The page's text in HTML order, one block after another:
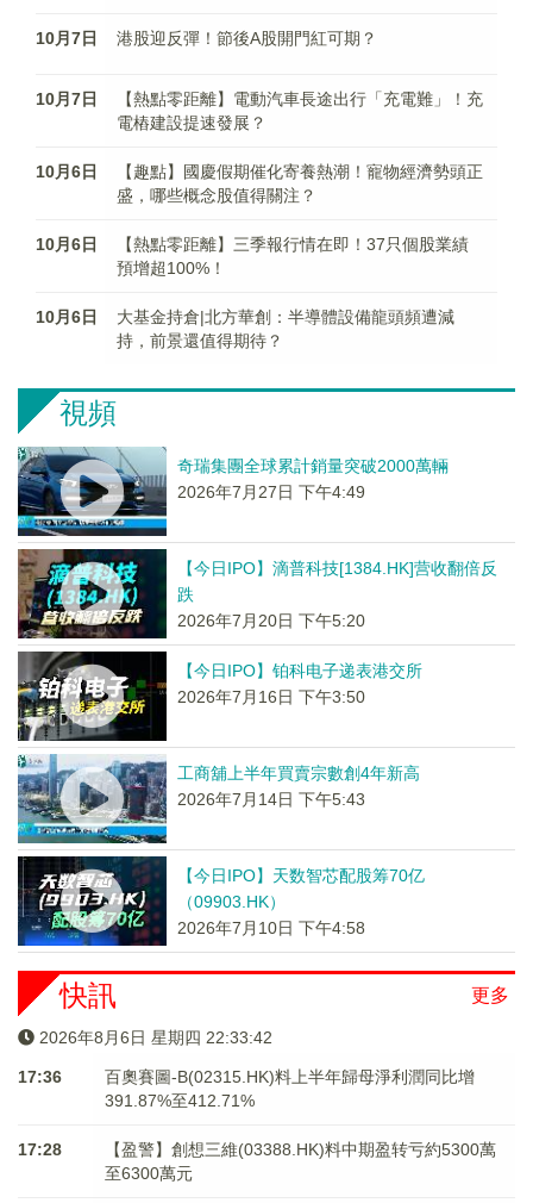
10月7日 港股迎反彈！節後A股開門紅可期？
10月7日
【熱點零距離】電動汽車長途出行「充電難」！充
電樁建設提速發展？
10月6日
【趣點】國慶假期催化寄養熱潮！寵物經濟勢頭正
盛，哪些概念股值得關注？
10月6日
【熱點零距離】三季報行情在即！37只個股業績
預增超100%！
10月6日
大基金持倉|北方華創：半導體設備龍頭頻遭減
持，前景還值得期待？
視頻
奇瑞集團全球累計銷量突破2000萬輛
2026年7月27日 下午4:49
【今日IPO】滴普科技[1384.HK]营收翻倍反
跌
2026年7月20日 下午5:20
【今日IPO】铂科电子递表港交所
2026年7月16日 下午3:50
工商舖上半年買賣宗數創4年新高
2026年7月14日 下午5:43
【今日IPO】天数智芯配股筹70亿
（09903.HK）
2026年7月10日 下午4:58
更多
快訊
2026年8月6日 星期四 22:33:43
17:36
百奧賽圖-B(02315.HK)料上半年歸母淨利潤同比增
391.87%至412.71%
17:28
【盈警】創想三維(03388.HK)料中期盈转亏約5300萬
至6300萬元